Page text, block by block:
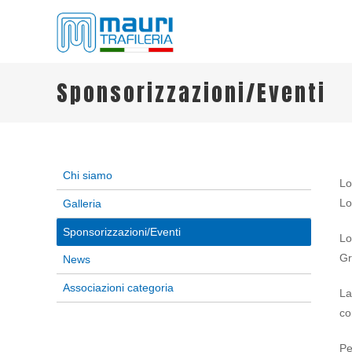
Sponsorizzazioni/Eventi
Chi siamo
Galleria
Sponsorizzazioni/Eventi
News
Associazioni categoria